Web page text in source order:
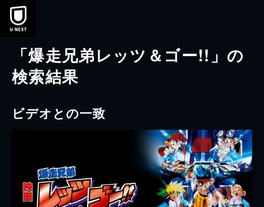
本文へスキップ
「爆走兄弟レッツ＆ゴー!!」の
検索結果
ビデオとの一致